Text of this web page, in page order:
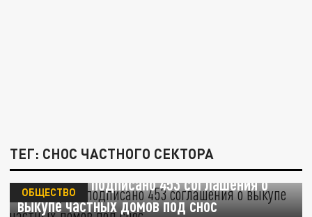
ТЕГ: СНОС ЧАСТНОГО СЕКТОРА
В Кемерове подписано 453 соглашения о
выкупе частных домов под снос
ОБЩЕСТВО